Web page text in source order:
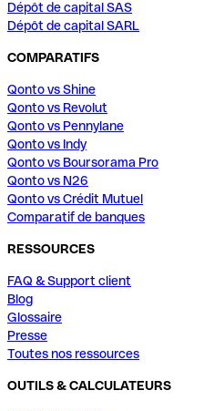
Dépôt de capital SAS
Dépôt de capital SARL
COMPARATIFS
Qonto vs Shine
Qonto vs Revolut
Qonto vs Pennylane
Qonto vs Indy
Qonto vs Boursorama Pro
Qonto vs N26
Qonto vs Crédit Mutuel
Comparatif de banques
RESSOURCES
FAQ & Support client
Blog
Glossaire
Presse
Toutes nos ressources
OUTILS & CALCULATEURS